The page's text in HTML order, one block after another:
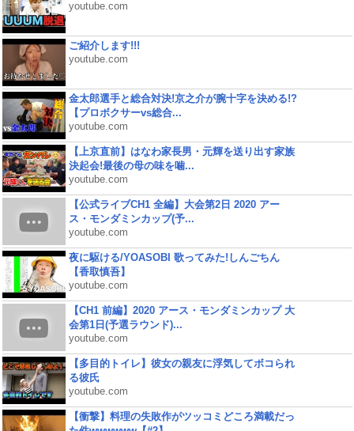
youtube.com
ご紹介します!!!
youtube.com
金太郎選手と総合対決!京之介が腕十字を決める!?
【プロボクサーvs総合...
youtube.com
【上京直前】はなわ家長男・元輝を送り出す家族
決起会!最後の母の味を噛...
youtube.com
【公式ライブCH1 全編】大会第2日 2020 アー
ス・モンダミンカップ(予...
youtube.com
夜に駆ける/YOASOBI 歌ってみた!しんごちん
【香取慎吾】
youtube.com
【CH1 前編】2020 アース・モンダミンカップ 大
会第1日(予選ラウンド)...
youtube.com
【多目的トイレ】彼女の親友に浮気してボコられ
る彼氏
youtube.com
【衝撃】料理の失敗作がツッコミどころ満載だっ